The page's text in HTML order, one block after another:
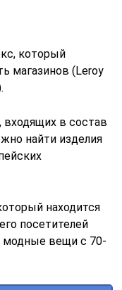
который
магазинов (Leroy
входящих в состав
найти изделия
находится
посетителей
модные вещи с 70-